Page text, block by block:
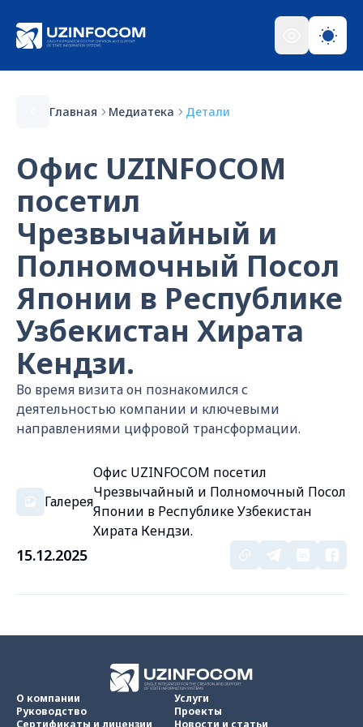
Главная Медиатека Детали
Офис UZINFOCOM
посетил
Чрезвычайный и
Полномочный Посол
Японии в Республике
Узбекистан Хирата
Кендзи.
Во время визита он познакомился с
деятельностью компании и ключевыми
направлениями цифровой трансформации.
Галерея
Офис UZINFOCOM посетил
Чрезвычайный и Полномочный Посол
Японии в Республике Узбекистан
Хирата Кендзи.
15.12.2025
О компании
Руководство
Услуги
Проекты